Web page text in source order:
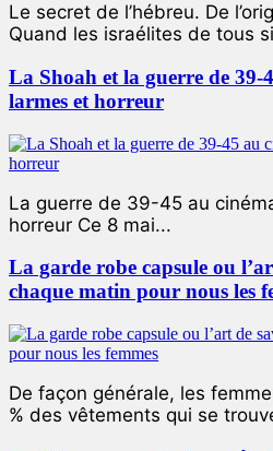
Le secret de l’hébreu. De
Quand les israélites de tous
La Shoah et la guerre de 39-
larmes et horreur
La guerre de 39-45 au
horreur Ce 8 mai...
La garde robe capsule ou
chaque matin pour nous les
De façon générale, les
% des vêtements qui se